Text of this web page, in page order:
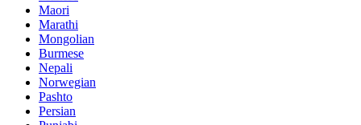
Maori
Marathi
Mongolian
Burmese
Nepali
Norwegian
Pashto
Persian